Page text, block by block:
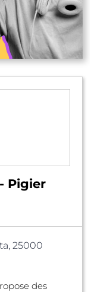
Pigier
25000
des